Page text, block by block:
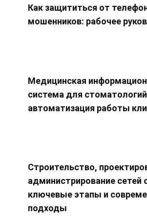
Как защититься от
мошенников: рабочее
Медицинская
система для
автоматизация работы
Строительство,
администрирование сетей
ключевые этапы и
подходы